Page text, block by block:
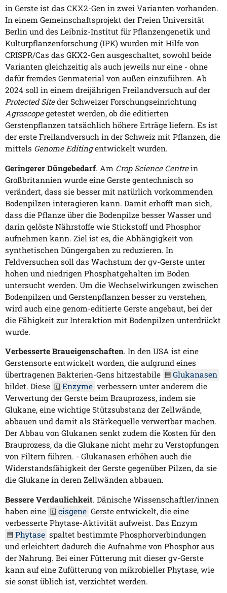
in Gerste ist das CKX2-Gen in zwei Varianten vorhanden.
In einem Gemeinschaftsprojekt der Freien Universität
Berlin und des Leibniz-Institut für Pflanzengenetik und
Kulturpflanzenforschung (IPK) wurden mit Hilfe von
CRISPR/Cas das GKX2-Gen ausgeschaltet, sowohl beide
Varianten gleichzeitig als auch jeweils nur eine - ohne
dafür fremdes Genmaterial von außen einzuführen. Ab
2024 soll in einem dreijährigen Freilandversuch auf der
Protected Siteder Schweizer Forschungseinrichtung
Agroscopegetestet werden, ob die editierten
Gerstenpflanzen tatsächlich höhere Erträge liefern. Es ist
der erste Freilandversuch in der Schweiz mit Pflanzen, die
mittels Genome Editingentwickelt wurden.
Geringerer Düngebedarf. Am Crop Science Centrein
Großbritannien wurde eine Gerste gentechnisch so
verändert, dass sie besser mit natürlich vorkommenden
Bodenpilzen interagieren kann. Damit erhofft man sich,
dass die Pflanze über die Bodenpilze besser Wasser und
darin gelöste Nährstoffe wie Stickstoff und Phosphor
aufnehmen kann. Ziel ist es, die Abhängigkeit von
synthetischen Düngergaben zu reduzieren. In
Feldversuchen soll das Wachstum der gv-Gerste unter
hohen und niedrigen Phosphatgehalten im Boden
untersucht werden. Um die Wechselwirkungen zwischen
Bodenpilzen und Gerstenpflanzen besser zu verstehen,
wird auch eine genom-editierte Gerste angebaut, bei der
die Fähigkeit zur Interaktion mit Bodenpilzen unterdrückt
wurde.
Verbesserte Braueigenschaften. In den USA ist eine
Gerstensorte entwickelt worden, die aufgrund eines
übertragenen Bakterien-Gens hitzestabile
Glukanasen
bildet. Diese
Enzyme verbessern unter anderem die
Verwertung der Gerste beim Brauprozess, indem sie
Glukane, eine wichtige Stützsubstanz der Zellwände,
abbauen und damit als Stärkequelle verwertbar machen.
Der Abbau von Glukanen senkt zudem die Kosten für den
Brauprozess, da die Glukane nicht mehr zu Verstopfungen
von Filtern führen. - Glukanasen erhöhen auch die
Widerstandsfähigkeit der Gerste gegenüber Pilzen, da sie
die Glukane in deren Zellwänden abbauen.
Bessere Verdaulichkeit. Dänische Wissenschaftler/innen
haben eine
cisgene Gerste entwickelt, die eine
verbesserte Phytase-Aktivität aufweist. Das Enzym
Phytase spaltet bestimmte Phosphorverbindungen
und erleichtert dadurch die Aufnahme von Phosphor aus
der Nahrung. Bei einer Fütterung mit dieser gv-Gerste
kann auf eine Zufütterung von mikrobieller Phytase, wie
sie sonst üblich ist, verzichtet werden.